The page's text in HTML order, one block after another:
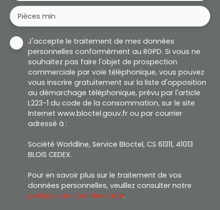
Pièces min
J'accepte le traitement de mes données
personnelles conformément au RGPD. Si vous ne
souhaitez pas faire l'objet de prospection
commerciale par voie téléphonique, vous pouvez
vous inscrire gratuitement sur la liste d'opposition
au démarchage téléphonique, prévu par l'article
L223-1 du code de la consommation, sur le site
Internet www.bloctel.gouv.fr ou par courrier
adressé à :
Société Worldline, Service Bloctel, CS 61311, 41013
BLOIS CEDEX.
Pour en savoir plus sur le traitement de vos
données personnelles, veuillez consulter notre
politique de confidentialité.